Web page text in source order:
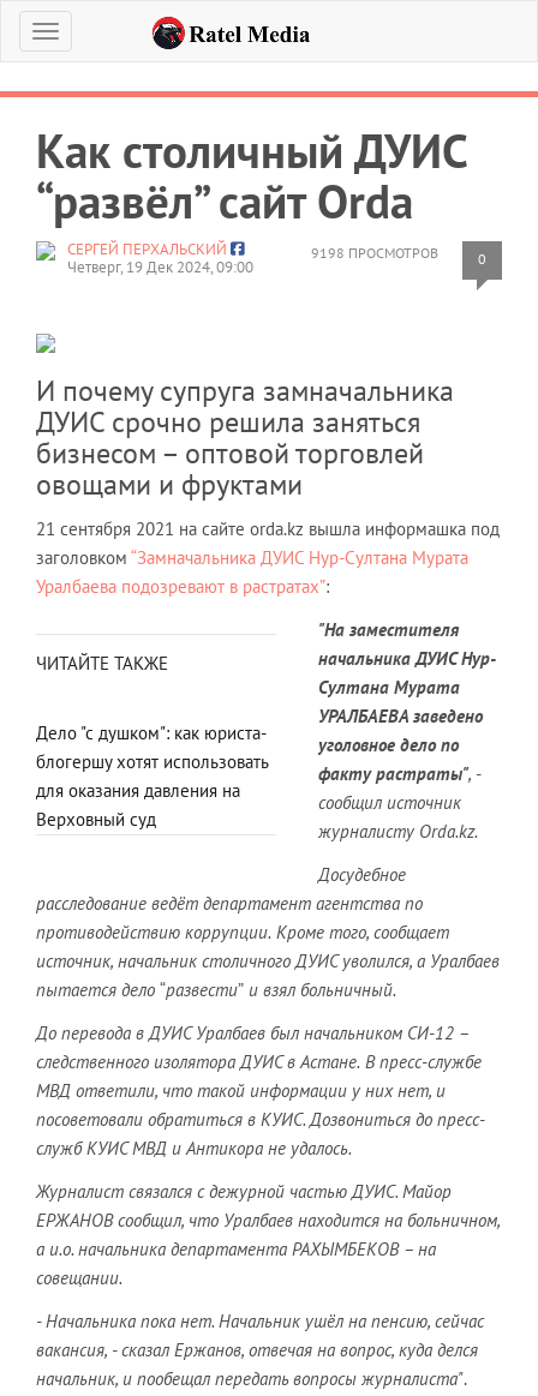
Меню
Как столичный ДУИС
“развёл” сайт Orda
9198 ПРОСМОТРОВ 0
СЕРГЕЙ ПЕРХАЛЬСКИЙ
Четверг, 19 Дек 2024, 09:00
И почему супруга замначальника
ДУИС срочно решила заняться
бизнесом – оптовой торговлей
овощами и фруктами
21 сентября 2021 на сайте orda.kz вышла информашка под
заголовком “Замначальника ДУИС Нур-Султана Мурата
Уралбаева подозревают в растратах”:
ЧИТАЙТЕ ТАКЖЕ
Дело "с душком": как юриста-
блогершу хотят использовать
для оказания давления на
Верховный суд
"На заместителя
начальника ДУИС Нур-
Султана Мурата
УРАЛБАЕВА заведено
уголовное дело по
факту растраты", -
сообщил источник
журналисту Orda.kz.
Досудебное
расследование ведёт департамент агентства по
противодействию коррупции. Кроме того, сообщает
источник, начальник столичного ДУИС уволился, а Уралбаев
пытается дело “развести” и взял больничный.
До перевода в ДУИС Уралбаев был начальником СИ-12 –
следственного изолятора ДУИС в Астане. В пресс-службе
МВД ответили, что такой информации у них нет, и
посоветовали обратиться в КУИС. Дозвониться до пресс-
служб КУИС МВД и Антикора не удалось.
Журналист связался с дежурной частью ДУИС. Майор
ЕРЖАНОВсообщил, что Уралбаев находится на больничном,
а и.о. начальника департамента РАХЫМБЕКОВ– на
совещании.
- Начальника пока нет. Начальник ушёл на пенсию, сейчас
вакансия, - сказал Ержанов, отвечая на вопрос, куда делся
начальник, и пообещал передать вопросы журналиста".